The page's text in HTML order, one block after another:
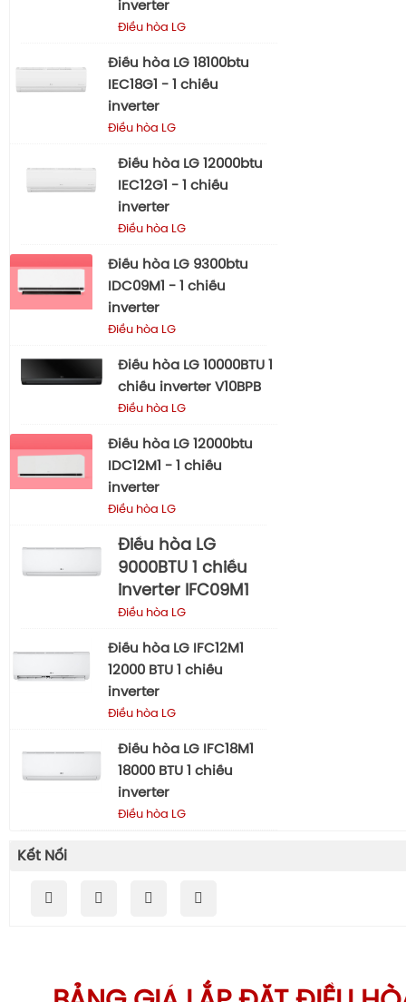
inverter
Điều hòa LG
Điều hòa LG 18100btu
IEC18G1 - 1 chiều
inverter
Điều hòa LG
Điều hòa LG 12000btu
IEC12G1 - 1 chiều
inverter
Điều hòa LG
Điều hòa LG 9300btu
IDC09M1 - 1 chiều
inverter
Điều hòa LG
Điều hòa LG 10000BTU 1
chiều inverter V10BPB
Điều hòa LG
Điều hòa LG 12000btu
IDC12M1 - 1 chiều
inverter
Điều hòa LG
Điều hòa LG
9000BTU 1 chiều
inverter IFC09M1
Điều hòa LG
Điều hòa LG IFC12M1
12000 BTU 1 chiều
inverter
Điều hòa LG
Điều hòa LG IFC18M1
18000 BTU 1 chiều
inverter
Điều hòa LG
Kết Nối